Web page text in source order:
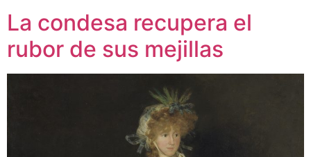
La condesa recupera el
rubor de sus mejillas